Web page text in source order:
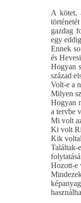
A kötet,
gazdag
egy
Ennek
és
Hogyan
század
Volt-e a
Milyen
Hogyan
a tervbe
Mi volt
Ki volt
Kik
Hozott-e